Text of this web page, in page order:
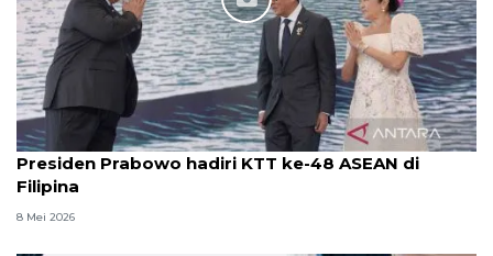
Presiden Prabowo hadiri KTT ke-48 ASEAN di
Filipina
8 Mei 2026